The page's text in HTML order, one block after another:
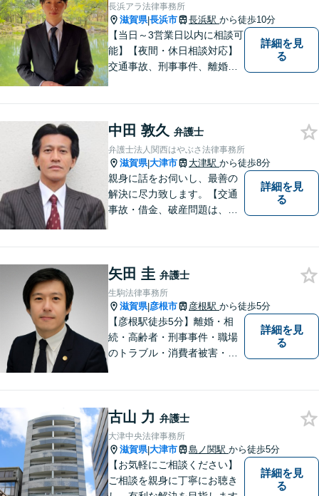
長浜アラ法律事務所
滋賀県|長浜市 長浜駅 から徒歩10分
【当日～3営業日以内に相談可
能】【夜間・休日相談対応】
交通事故、刑事事件、離婚・
詳細を見
る
中田 敦久 弁護士
弁護士法人関西はやぶさ法律事務所
滋賀県|大津市 大津駅 から徒歩8分
親身に話をお伺いし、最善の
解決に尽力致します。【交通
事故・借金、破産問題は、初
あり】
詳細を見
る
矢田 圭 弁護士
生駒法律事務所
滋賀県|彦根市 彦根駅 から徒歩5分
【彦根駅徒歩5分】離婚・相
続・高齢者・刑事事件・職場
のトラブル・消費者被害・法
詳細を見
る
古山 力 弁護士
大津中央法律事務所
滋賀県|大津市 島ノ関駅 から徒歩5分
【お気軽にご相談ください】
ご相談を親身に丁寧にお聴き
詳細を見
る